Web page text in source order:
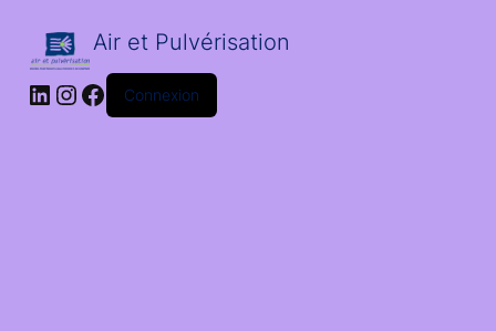
Air et Pulvérisation
LinkedIn
Instagram
Facebook
Connexion